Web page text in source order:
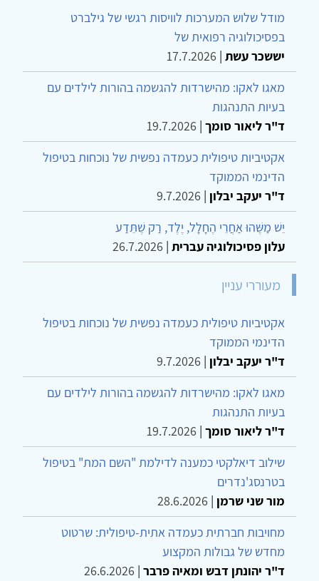
מודל שלוש המערכות לוויסות רגשי של גילברט
בפסיכולוגיה רפואית של
יששכר עשת |
17.7.2026
מאגו לאקו: מהישרדות להגשמה בהורות לילדים עם
בעיות התנהגות
ד"ר ליאור סומך |
19.7.2026
אקטיביות טיפולית כעמדה נפשית של נוכחות בטיפול
הדינמי הממוקד
ד"ר יעקב יבלון |
9.7.2026
יֵשׁ מַשֶּׁהוּ אַחֲרֵי הֶחָלָל, יֶלֶד, רַק שֶׁתֵּדַע
עלון פסיכולוגיה עברית |
26.7.2026
מעוררי עניין
אקטיביות טיפולית כעמדה נפשית של נוכחות בטיפול
הדינמי הממוקד
ד"ר יעקב יבלון |
9.7.2026
מאגו לאקו: מהישרדות להגשמה בהורות לילדים עם
בעיות התנהגות
ד"ר ליאור סומך |
19.7.2026
שילוב דיאלקטי כמענה לדילמת "השם המת" בטיפול
בטרנסג'נדרים
מור שני שרמן |
28.6.2026
מחויבות חברתית כעמדה אתית-טיפולית: שרטוט
מחדש של גבולות המקצוע
ד"ר יהונתן דבש ומאיה פרבר |
26.6.2026